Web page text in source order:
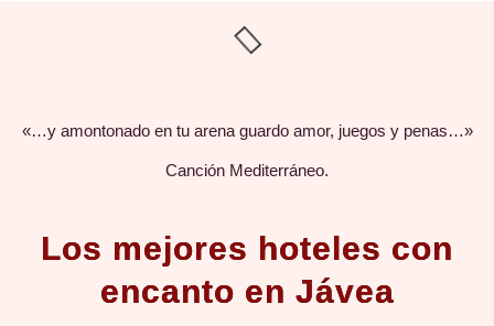
«…y amontonado en tu arena guardo amor, juegos y penas…»
Canción Mediterráneo.
Los mejores hoteles con
encanto en Jávea